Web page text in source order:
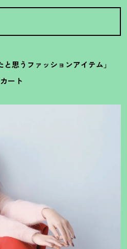
と思うファッションアイテム」
ート